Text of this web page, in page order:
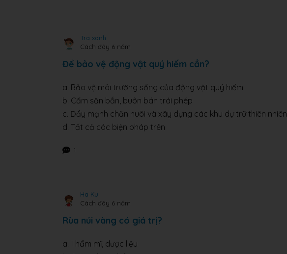
Tra xanh
Cách đây 6 năm
Để bảo vệ động vật quý hiếm cần?
a. Bảo vệ môi trường sống của động vật quý hiếm
b. Cấm săn bắn, buôn bán trái phép
c. Đẩy mạnh chăn nuôi và xây dựng các khu dự trữ thiên nhiên
d. Tất cả các biện pháp trên
1
Ha Ku
Cách đây 6 năm
Rùa núi vàng có giá trị?
a. Thẩm mĩ, dược liệu